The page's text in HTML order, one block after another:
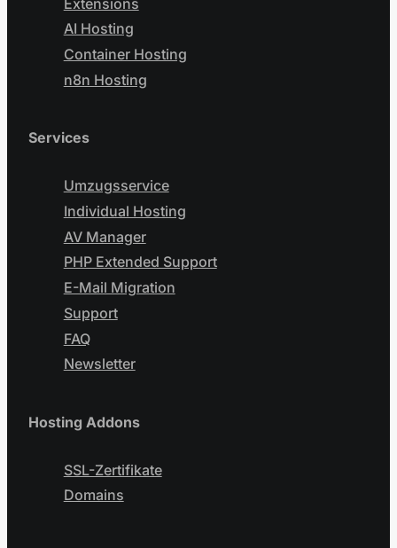
AI Hosting
Container Hosting
n8n Hosting
Services
Umzugsservice
Individual Hosting
AV Manager
PHP Extended Support
E-Mail Migration
Support
FAQ
Newsletter
Hosting Addons
SSL-Zertifikate
Domains